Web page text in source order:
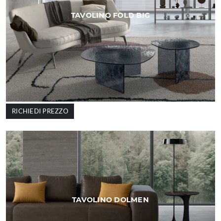
TAVOLINO FOLD BIG
RICHIEDI PREZZO
TAVOLINO DOLMEN